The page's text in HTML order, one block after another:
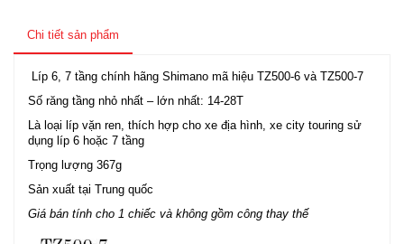
Chi tiết sản phẩm
Líp 6, 7 tầng chính hãng Shimano mã hiệu TZ500-6 và TZ500-7
Số răng tầng nhỏ nhất – lớn nhất: 14-28T
Là loại líp vặn ren, thích hợp cho xe địa hình, xe city touring sử
dụng líp 6 hoặc 7 tầng
Trọng lượng 367g
Sản xuất tại Trung quốc
Giá bán tính cho 1 chiếc và không gồm công thay thế